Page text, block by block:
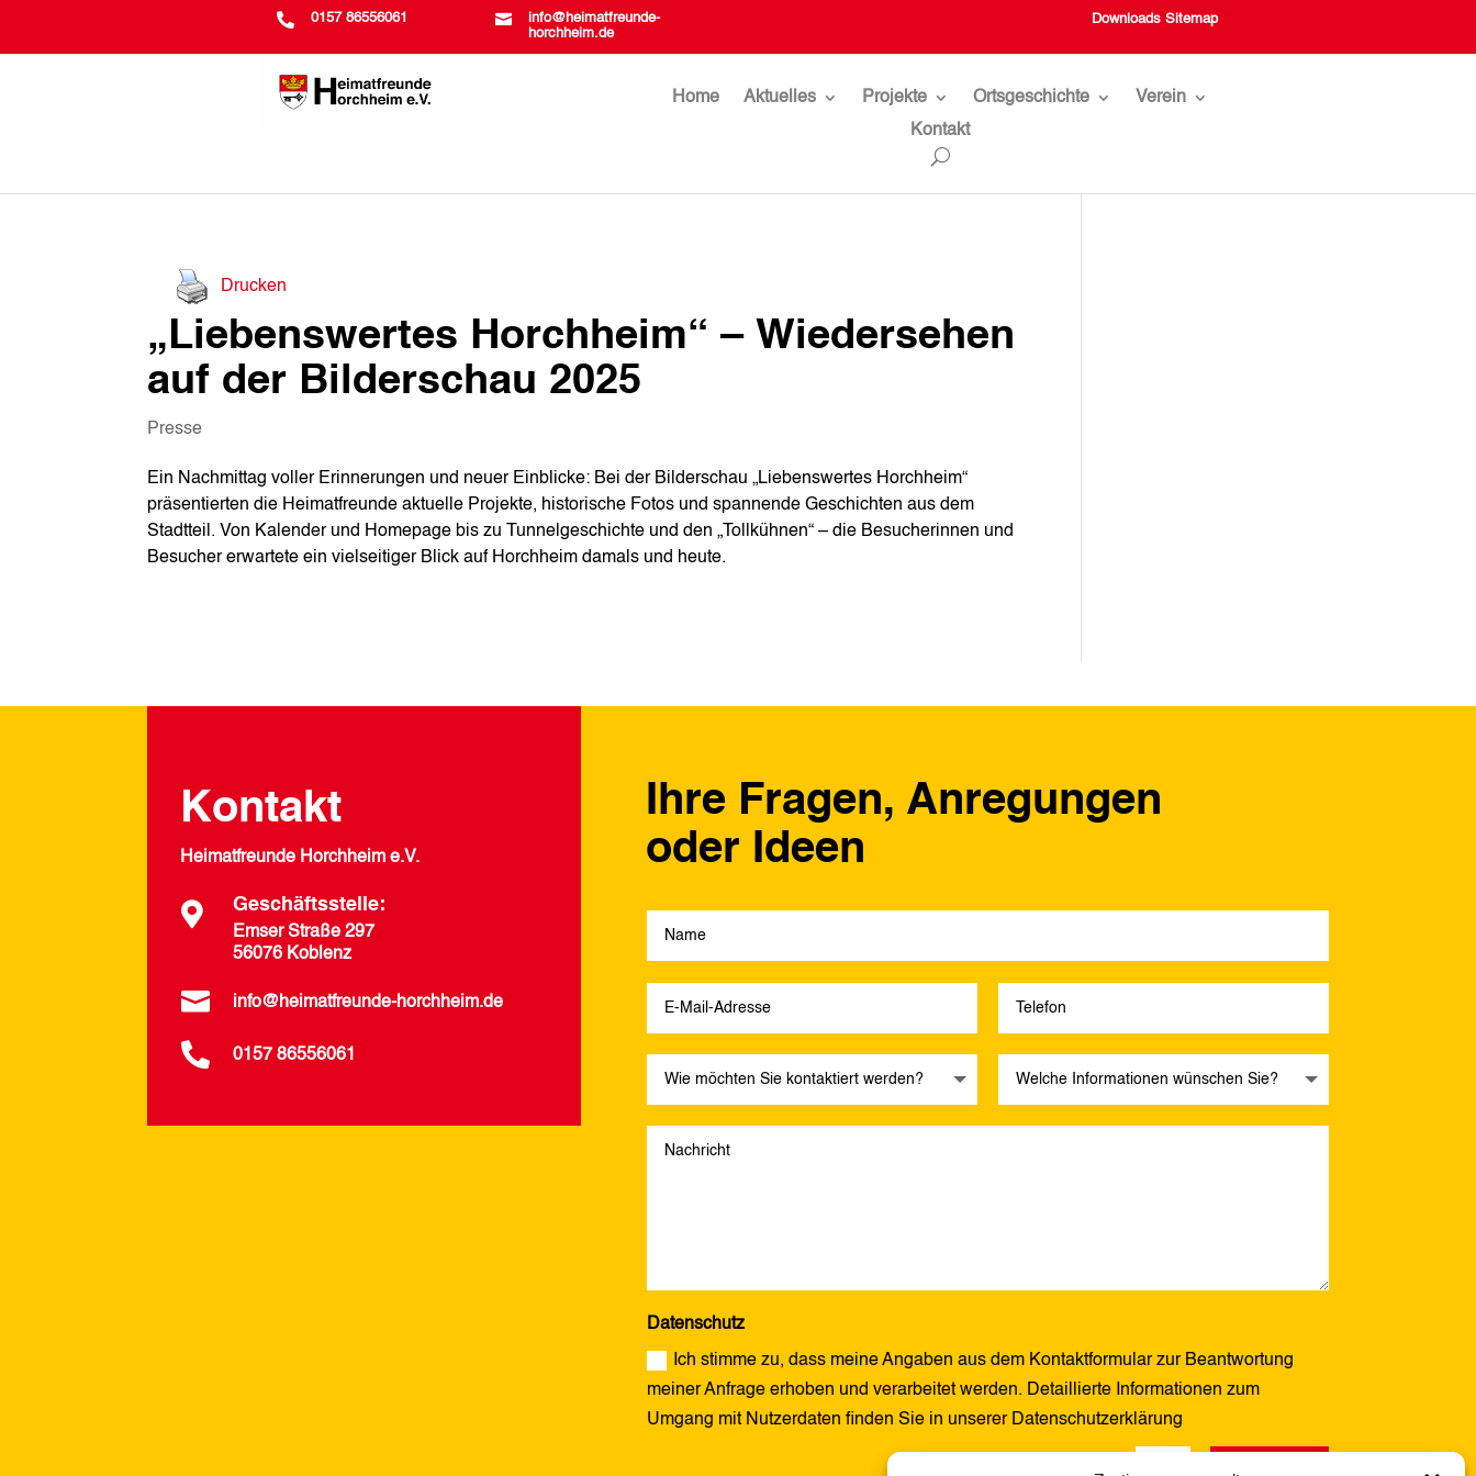
 0157 86556061 
info@heimatfreunde-
horchheim.de
Downloads Sitemap
Home Aktuelles Projekte Ortsgeschichte
Verein
Kontakt
Drucken
„Liebenswertes Horchheim“ – Wiedersehen
auf der Bilderschau 2025
Presse
Ein Nachmittag voller Erinnerungen und neuer Einblicke: Bei der Bilderschau „Liebenswertes Horchheim“
präsentierten die Heimatfreunde aktuelle Projekte, historische Fotos und spannende Geschichten aus dem
Stadtteil. Von Kalender und Homepage bis zu Tunnelgeschichte und den „Tollkühnen“ – die Besucherinnen und
Besucher erwartete ein vielseitiger Blick auf Horchheim damals und heute.
Kontakt
Heimatfreunde Horchheim e.V.
 Geschäftsstelle:
Emser Straße 297
56076 Koblenz
 info@heimatfreunde-horchheim.de
 0157 86556061
Ihre Fragen, Anregungen
oder Ideen
Datenschutz
Ich stimme zu, dass meine Angaben aus dem Kontaktformular zur Beantwortung
meiner Anfrage erhoben und verarbeitet werden. Detaillierte Informationen zum
Umgang mit Nutzerdaten finden Sie in unserer Datenschutzerklärung
14 + 1 = Senden